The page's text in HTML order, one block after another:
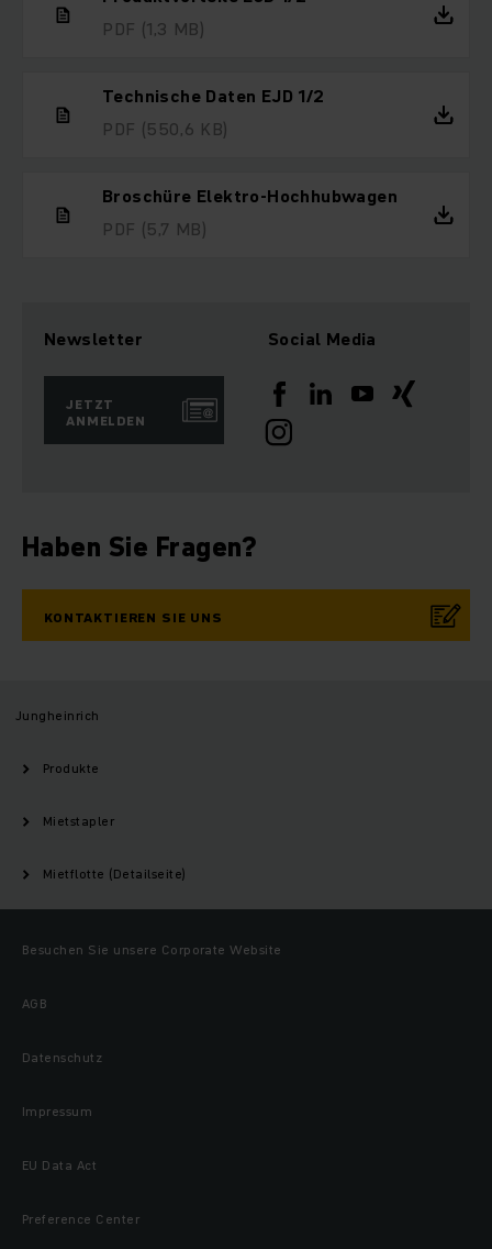
PDF (1,3 MB)
Technische Daten EJD 1/2
PDF (550,6 KB)
Broschüre Elektro-Hochhubwagen
PDF (5,7 MB)
Newsletter
JETZT
ANMELDEN
Social Media
Haben Sie Fragen?
KONTAKTIEREN SIE UNS
Jungheinrich
Produkte
Mietstapler
Mietflotte (Detailseite)
Besuchen Sie unsere Corporate Website
AGB
Datenschutz
Impressum
EU Data Act
Preference Center